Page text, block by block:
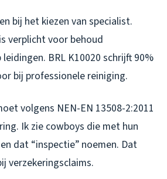
bij het kiezen van specialist.
verplicht voor behoud
BRL K10020 schrijft 90%
bij professionele reiniging.
volgens NEN-EN 13508-2:2011
Ik zie cowboys die met hun
dat “inspectie” noemen. Dat
verzekeringsclaims.